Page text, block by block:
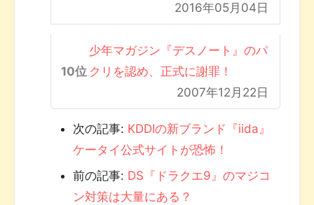
2016年05月04日
少年マガジン『デスノート』のパ
クリを認め、正式に謝罪！
2007年12月22日
次の記事: KDDIの新ブランド『iida』
ケータイ公式サイトが恐怖！
前の記事: DS『ドラクエ9』のマジコ
ン対策は大量にある？